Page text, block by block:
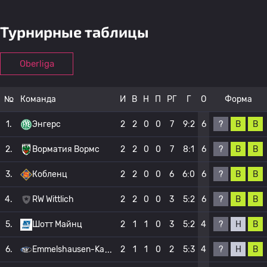
Турнирные таблицы
Oberliga
№ Команда И В Н П РГ Г О Форма
1. Энгерс 2 2 0 0 7 9:2 6 ? В В
2. Ворматия Вормс 2 2 0 0 7 8:1 6 ? В В
3. Кобленц 2 2 0 0 6 6:0 6 ? В В
4. RW Wittlich 2 2 0 0 3 5:2 6 ? В В
5. Шотт Майнц 2 1 1 0 3 5:2 4 ? Н В
6. Emmelshausen-Ka 2 1 1 0 2 5:3 4 ? Н В